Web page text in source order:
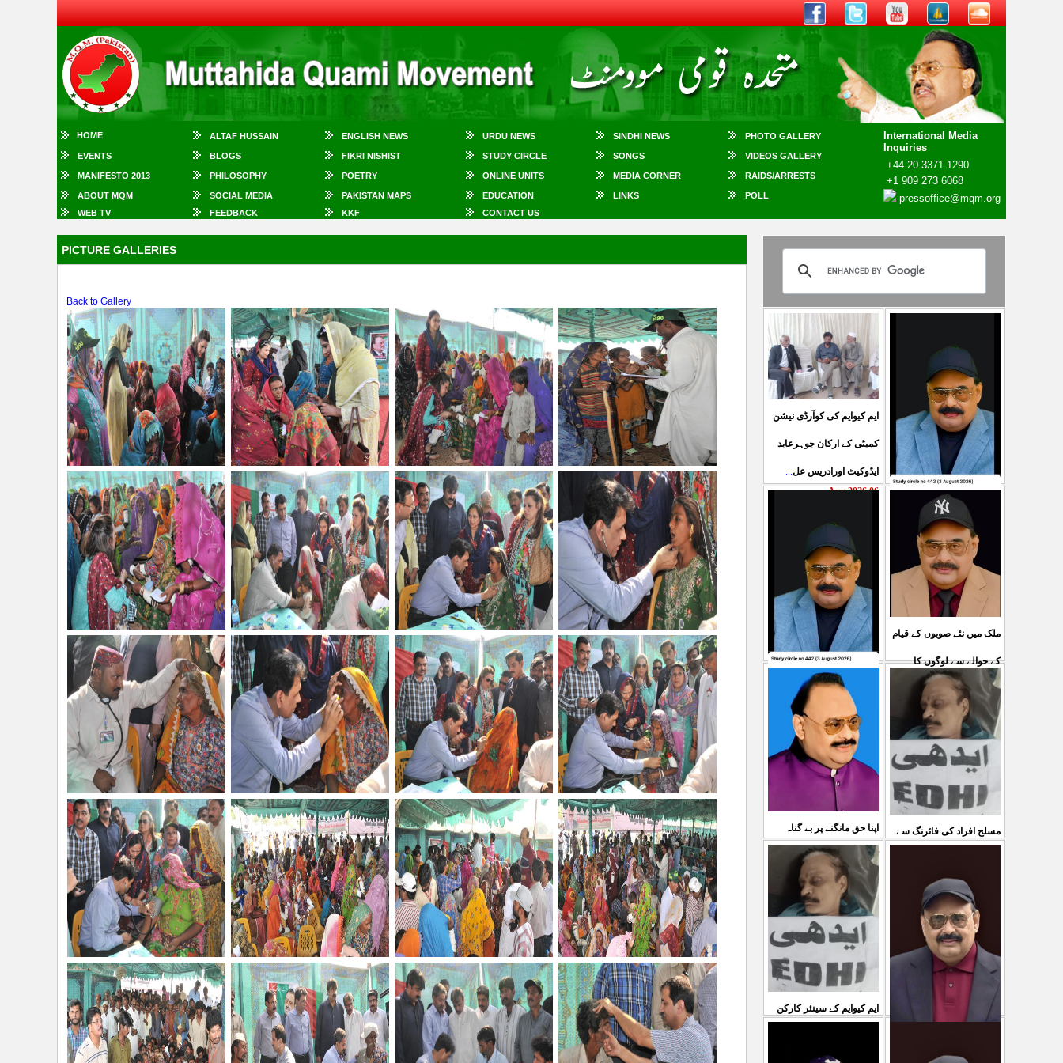
HOME ALTAF HUSSAIN ENGLISH NEWS URDU NEWS SINDHI NEWS PHOTO GALLERY
International Media
Inquiries
+44 20 3371 1290
+1 909 273 6068
pressoffice@mqm.org
EVENTS BLOGS FIKRI NISHIST STUDY CIRCLE SONGS VIDEOS GALLERY
MANIFESTO 2013 PHILOSOPHY POETRY ONLINE UNITS MEDIA CORNER RAIDS/ARRESTS
ABOUT MQM SOCIAL MEDIA PAKISTAN MAPS EDUCATION LINKS
POLL
WEB TV
FEEDBACK KKF CONTACT US
PICTURE GALLERIES
Back to Gallery
ایم کیوایم کی کوآرڈی نیشن
کمیٹی کے ارکان جوہرعابد
ایڈوکیٹ اورادریس عل...
06 Aug 2026
حکومت پاکستان کی جانب
سے آزادکشمیرالیکشن کی
صحیح رپورٹنگ کرنے والے
...
کشمیرکا کونہ کونہ لہو
لہو ہے لیکن حکومت کواس
کی کوئی پرواہ نہیں ہے
04 Aug 2026
ملک میں نئے صوبوں کے قیام
کے حوالے سے لوگوں کا
مطالبہ بالکل درست ہے۔ ا
03 Aug 2026
اپنا حق مانگنے پر بے گناہ
کشمیریوں کو گولیاں مارکر
شہ رگ کوکاٹ دیا گی
31 Jul 2026
مسلح افراد کی فائرنگ سے
سمیع الدین رحمانی ک
ایم کیوایم کے سینئر کارکن